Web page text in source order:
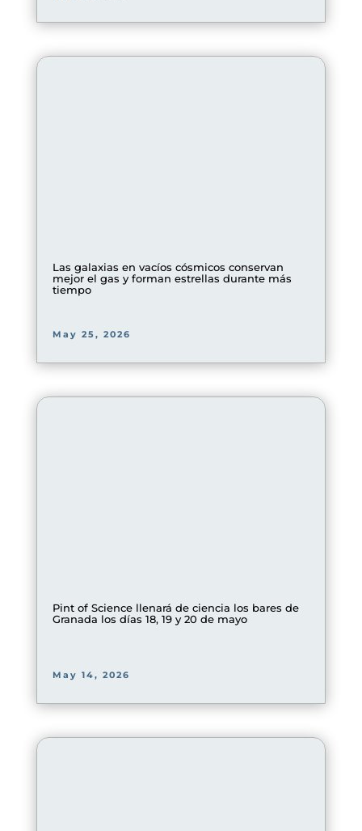
Las galaxias en vacíos cósmicos conservan
mejor el gas y forman estrellas durante más
tiempo
May 25, 2026
Pint of Science llenará de ciencia los bares de
Granada los días 18, 19 y 20 de mayo
May 14, 2026